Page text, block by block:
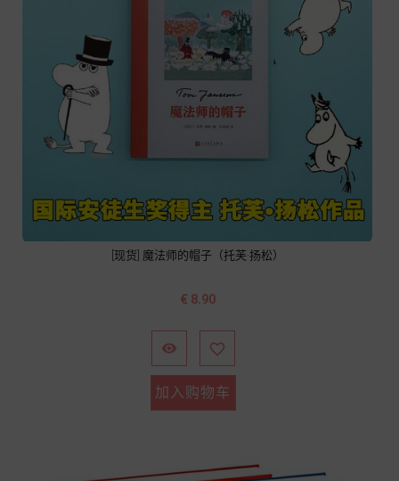
[现货] 魔法师的帽子（托芙·扬松）
价
€ 8.90
 
加入购物车